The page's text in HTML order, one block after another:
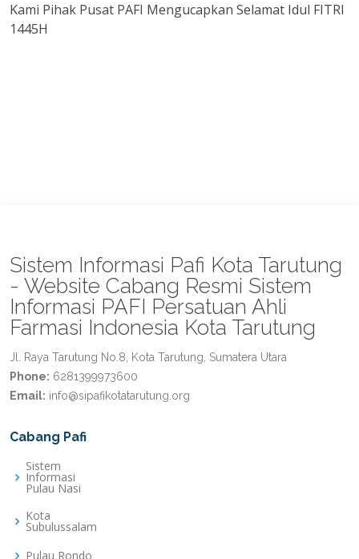
Kami Pihak Pusat PAFI Mengucapkan Selamat Idul FITRI
1445H
Sistem Informasi Pafi Kota Tarutung
- Website Cabang Resmi Sistem
Informasi PAFI Persatuan Ahli
Farmasi Indonesia Kota Tarutung
Jl. Raya Tarutung No.8, Kota Tarutung, Sumatera Utara
Phone: 6281399973600
Email: info@sipafikotatarutung.org
Cabang Pafi
Sistem
Informasi
Pulau Nasi
Kota
Subulussalam
Pulau Rondo